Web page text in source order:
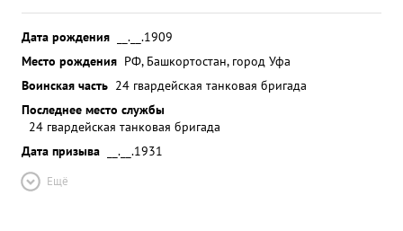
Дата рождения
__.__.1909
Место рождения РФ, Башкортостан, город Уфа
Воинская часть 24 гвардейская танковая бригада
Последнее место службы
24 гвардейская танковая бригада
Дата призыва
__.__.1931
Ещё